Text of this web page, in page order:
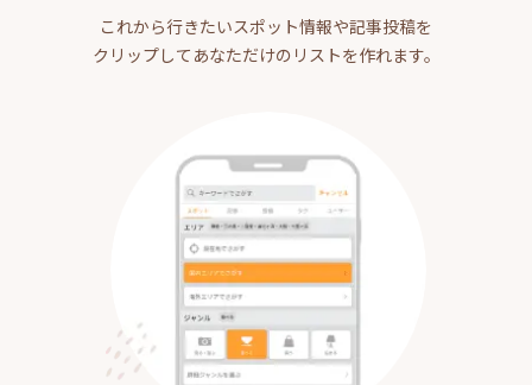
これから行きたいスポット情報や記事投稿を
クリップしてあなただけのリストを作れます。